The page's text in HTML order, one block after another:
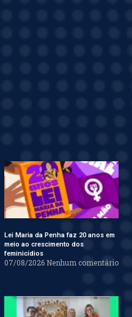
Lei Maria da Penha faz 20 anos em
meio ao crescimento dos
feminicídios
07/08/2026 Nenhum comentário